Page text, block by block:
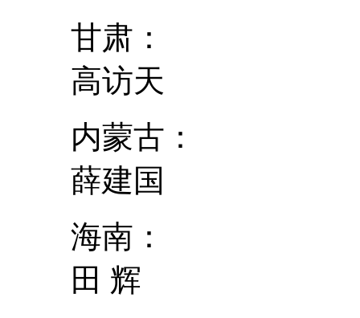
甘肃：
高访天
内蒙古：
薛建国
海南：
田 辉